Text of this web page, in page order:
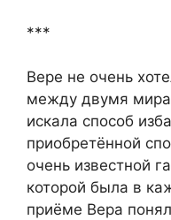
***
Вере не очень
между двумя
искала способ
приобретённой
очень известной
которой была в
приёме Вера